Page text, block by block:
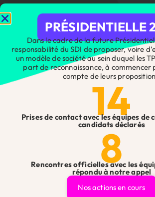
Nom de
Email *
Nos
répondre à
questions
dans vos
PRÉSIDENTIELLE
Dans le cadre de la future
responsabilité du SDI de proposer, voire
un modèle de société au sein duquel les
part de reconnaissance, à commencer
compte de leurs
14
Prises de contact avec les équipes de
candidats déclarés
8
Rencontres officielles avec les
répondu à notre appel
Nos actions en cours